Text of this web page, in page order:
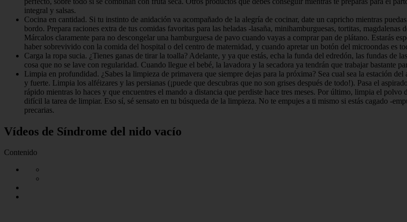
integral y salsas.
Cocina en cantidad. Si tu instinto de anidación va acompañado de la alegría de cocinar, date un capricho mientras
bordo. Prepara raciones extra de tus comidas favoritas para las heladas -lasaña, minihamburguesas, tortitas,
Márcalos claramente para no descongelar una hamburguesa de pavo cuando vayas a comprar pan de plátano. Estarás
haber sobrevivido con la comida del hospital o del centro de maternidad, y cuando apretar un botón del microondas es
Carga la ropa sucia. ¿Tienes ganas de tirar la toalla? Adelante, y ya que estás, echa la funda del edredón, las fundas de
cosa que no se lave con regularidad. Cuando llegue el bebé, la lavadora y la secadora ya tendrán que trabajar bastante
Limpia en profundidad. ¿Sabes la limpieza de primavera que siempre dejas para la próxima? Sea cual sea la estación
y fuerte. Limpia los alféizares y las persianas (¡puede que descubras que no son grises después de todo!). Pasa el
rápido mientras lo haces y que encuentres el mando a distancia que perdiste hace tres meses. Por último, limpia el
difícil la tarea de limpiar. Eso sí, sé sensato en tu búsqueda de la limpieza. No te empujes a ti mismo si estás cagado -
precarias.
Vídeos de Síndrome del nido vacío
Contenido